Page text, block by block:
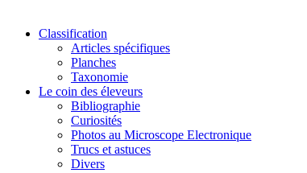
Classification
Articles spécifiques
Planches
Taxonomie
Le coin des éleveurs
Bibliographie
Curiosités
Photos au Microscope Electronique
Trucs et astuces
Divers